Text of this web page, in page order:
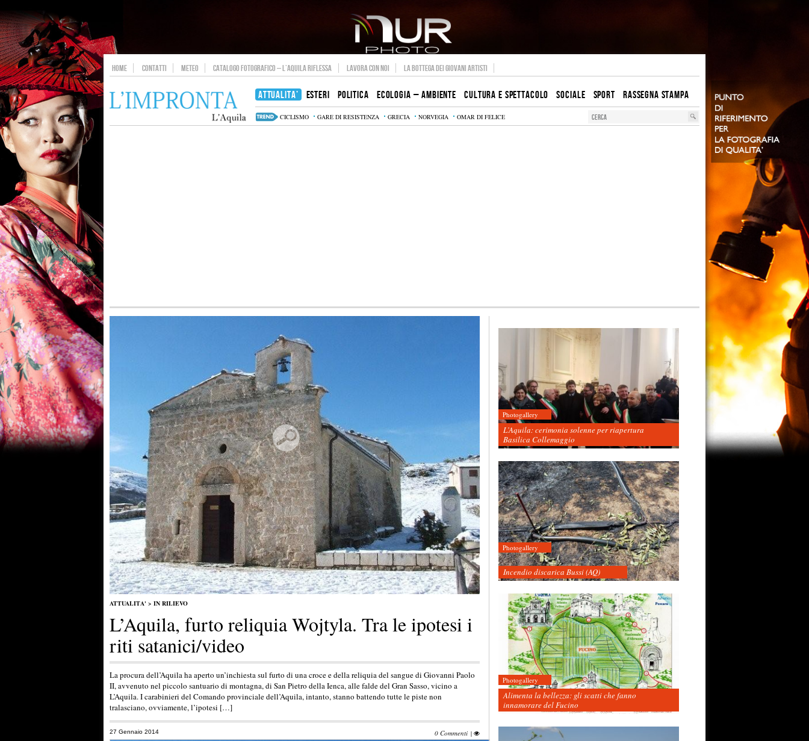
HOME CONTATTI METEO CATALOGO FOTOGRAFICO – L’AQUILA RIFLESSA LAVORA CON NOI LA BOTTEGA DEI GIOVANI ARTISTI
ATTUALITA’ ESTERI POLITICA ECOLOGIA – AMBIENTE CULTURA E SPETTACOLO SOCIALE SPORT RASSEGNA STAMPA
CICLISMO GARE DI RESISTENZA GRECIA NORVEGIA OMAR DI FELICE
ATTUALITA' > IN RILIEVO
L’Aquila, furto reliquia Wojtyla. Tra le ipotesi i
riti satanici/video
La procura dell’Aquila ha aperto un’inchiesta sul furto di una croce e della reliquia del sangue di Giovanni Paolo
II, avvenuto nel piccolo santuario di montagna, di San Pietro della Ienca, alle falde del Gran Sasso, vicino a
L’Aquila. I carabinieri del Comando provinciale dell’Aquila, intanto, stanno battendo tutte le piste non
tralasciano, ovviamente, l’ipotesi […]
27 Gennaio 2014 0 Commenti |
Photogallery
L’Aquila: cerimonia solenne per riapertura
Basilica Collemaggio
Photogallery
Incendio discarica Bussi (AQ)
Photogallery
Alimenta la bellezza: gli scatti che fanno
innamorare del Fucino